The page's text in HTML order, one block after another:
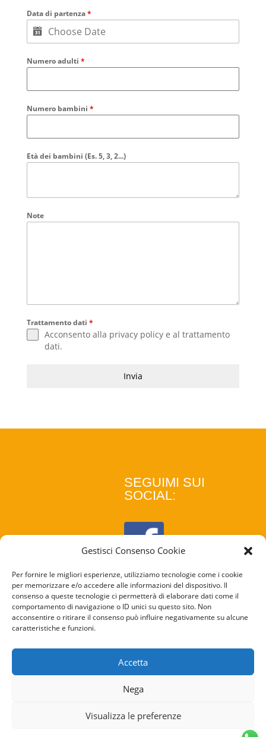
Gestisci Consenso Cookie
Per fornire le migliori esperienze, utilizziamo tecnologie come i cookie
per memorizzare e/o accedere alle informazioni del dispositivo. Il
consenso a queste tecnologie ci permetterà di elaborare dati come il
comportamento di navigazione o ID unici su questo sito. Non
acconsentire o ritirare il consenso può influire negativamente su alcune
caratteristiche e funzioni.
Accetta
Nega
Visualizza le preferenze
Data di partenza*
Numero adulti *
Numero bambini *
Età dei bambini (Es. 5, 3, 2...)
Note
Trattamento dati *
Acconsento alla privacy policye al trattamento
dati.
Invia
SEGUIMI SUI
SOCIAL:
COOKIE
POLICY
PRIVACY